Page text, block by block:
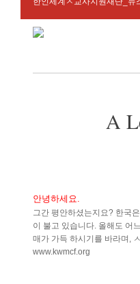
A
안녕하세요.
그간평안하셨는지요? 한국은
이 불고 있습니다. 올해도 어
매가 가득 하시기를 바라며 ,
www.kwmcf.org